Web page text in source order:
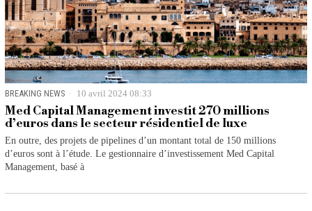
BREAKING NEWS 10 avril 2024 08:33
Med Capital Management investit 270 millions
d’euros dans le secteur résidentiel de luxe
En outre, des projets de pipelines d’un montant total de 150 millions
d’euros sont à l’étude. Le gestionnaire d’investissement Med Capital
Management, basé à